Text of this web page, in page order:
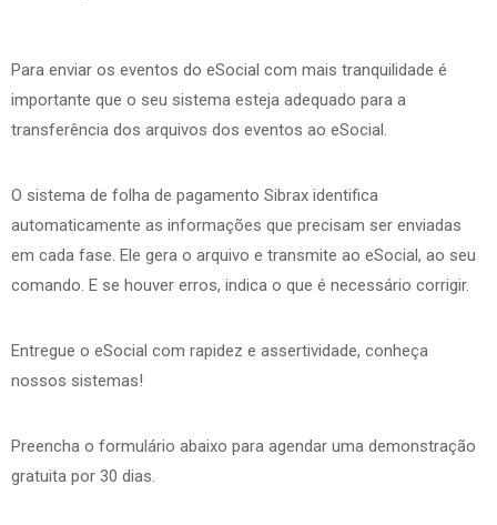
Para enviar os eventos do eSocial com mais tranquilidade é
importante que o seu sistema esteja adequado para a
transferência dos arquivos dos eventos ao eSocial.
O sistema de folha de pagamento Sibrax identifica
automaticamente as informações que precisam ser enviadas
em cada fase. Ele gera o arquivo e transmite ao eSocial, ao seu
comando. E se houver erros, indica o que é necessário corrigir.
Entregue o eSocial com rapidez e assertividade, conheça
nossos sistemas!
Preencha o formulário abaixo para agendar uma demonstração
gratuita por 30 dias.